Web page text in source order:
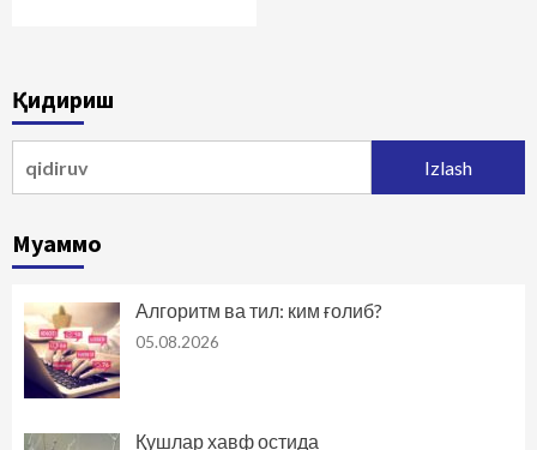
Қидириш
Муаммо
Алгоритм ва тил: ким ғолиб?
05.08.2026
Қушлар хавф остида